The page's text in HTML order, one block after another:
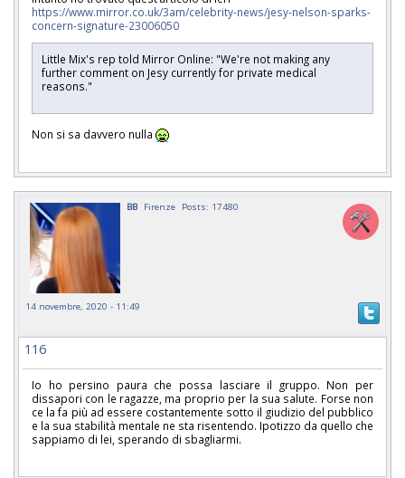
https://www.mirror.co.uk/3am/celebrity-news/jesy-nelson-sparks-
concern-signature-23006050
Little Mix's rep told Mirror Online: "We're not making any
further comment on Jesy currently for private medical
reasons."
Non si sa davvero nulla
BB Firenze Posts: 17480
14 novembre, 2020 - 11:49
116
Io ho persino paura che possa lasciare il gruppo. Non per
dissapori con le ragazze, ma proprio per la sua salute. Forse non
ce la fa più ad essere costantemente sotto il giudizio del pubblico
e la sua stabilità mentale ne sta risentendo. Ipotizzo da quello che
sappiamo di lei, sperando di sbagliarmi.